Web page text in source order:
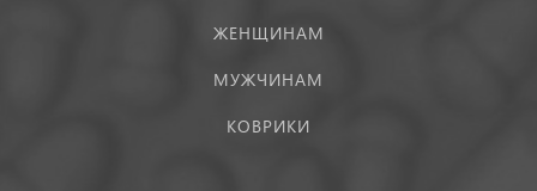
ЖЕНЩИНАМ
МУЖЧИНАМ
КОВРИКИ